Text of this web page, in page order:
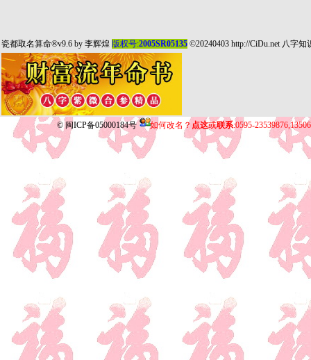
瓷都取名算命®v9.6 by 李辉煌 版权号:2005SR05135 ©20240403 http://CiDu.net 八字知
© 闽ICP备05000184号 如何改名？ 点这或联系:0595-